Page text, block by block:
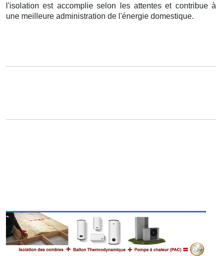
l'isolation est accomplie selon les attentes et contribue à
une meilleure administration de l'énergie domestique.